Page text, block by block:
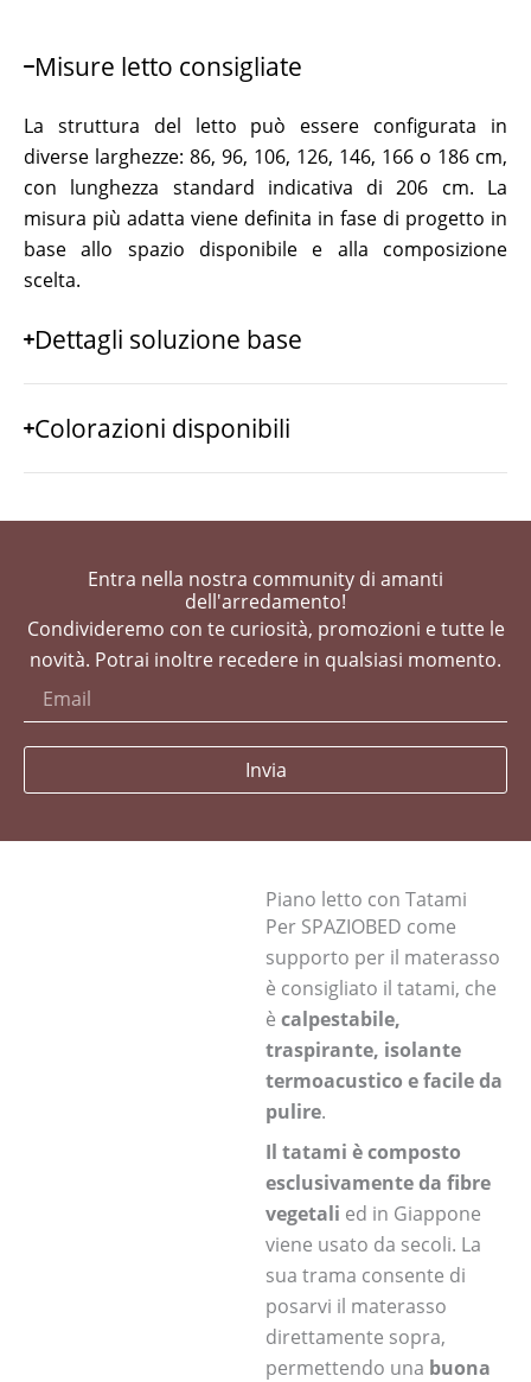
Misure letto consigliate
La struttura del letto può essere configurata in
diverse larghezze: 86, 96, 106, 126, 146, 166 o 186 cm,
con lunghezza standard indicativa di 206 cm. La
misura più adatta viene definita in fase di progetto in
base allo spazio disponibile e alla composizione
scelta.
Dettagli soluzione base
Colorazioni disponibili
Entra nella nostra community di amanti
dell'arredamento!
Condivideremo con te curiosità, promozioni e tutte le
novità. Potrai inoltre recedere in qualsiasi momento.
Invia
Piano letto con Tatami
Per SPAZIOBED come
supporto per il materasso
è consigliato il tatami, che
è calpestabile,
traspirante, isolante
termoacustico e facile da
pulire.
Il tatami è composto
esclusivamente da fibre
vegetali ed in Giappone
viene usato da secoli. La
sua trama consente di
posarvi il materasso
direttamente sopra,
permettendo una buona